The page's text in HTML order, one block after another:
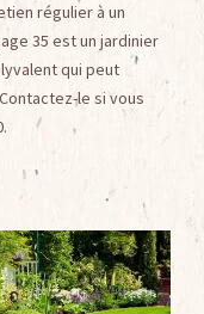
régulier à un
35 est un jardinier
qui peut
le si vous